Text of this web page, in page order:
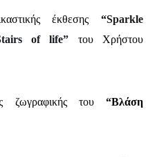
έκθεσης“Sparkle
of life” του Χρήστου
ζωγραφικής του “Βλάση